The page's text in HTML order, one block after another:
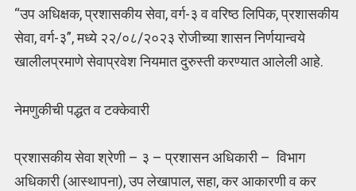
“उप अधिक्षक, प्रशासकीय सेवा, वर्ग-३ व वरिष्ठ लिपिक, प्रशासकीय
सेवा, वर्ग-३”, मध्ये २२/०८/२०२३ रोजीच्या शासन निर्णयान्वये
खालीलप्रमाणे सेवाप्रवेश नियमात दुरुस्ती करण्यात आलेली आहे.
नेमणुकीची पद्धत व टक्केवारी
प्रशासकीय सेवा श्रेणी – ३ – प्रशासन अधिकारी – विभाग
अधिकारी (आस्थापना), उप लेखापाल, सहा, कर आकारणी व कर